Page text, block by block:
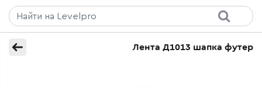
Лента Д1013 шапка футер